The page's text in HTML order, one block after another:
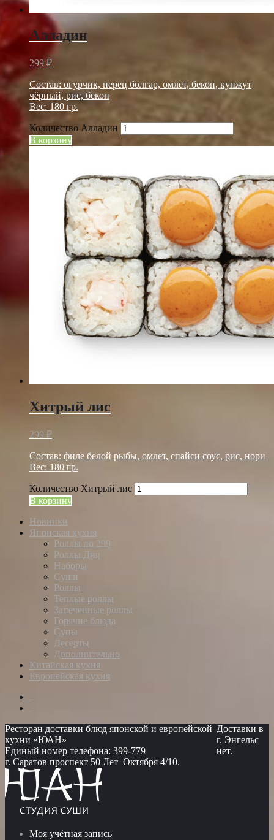
Алладин
299₽
Состав: огурчик, перец болгар, омлет, бекон, кунжут
чёрный, рис, бекон
Вес: 180 гр.
Количество Алладин
В корзину
Хитрый лис
299 ₽
Состав: филе белой рыбы, омлет, спайси соус, рис, нори
Вес: 180 гр.
Количество Хитрый лис
В корзину
Новинки
Японская кухня
Роллы по 299
Роллы Дня
Наборы
Суши
Роллы
Теплые роллы
Запеченные роллы
Горячие блюда
Супы
Десерты
Дополнительно
Китайская кухня
Европейская кухня
Ресторан доставки блюд японской и европейской
кухни «ЮАН»
Единый номер телефона: 399-779
г. Саратов проспект 50 Лет Октября 4/10.
Доставки в
г. Энгельс
нет.
Моя учётная запись